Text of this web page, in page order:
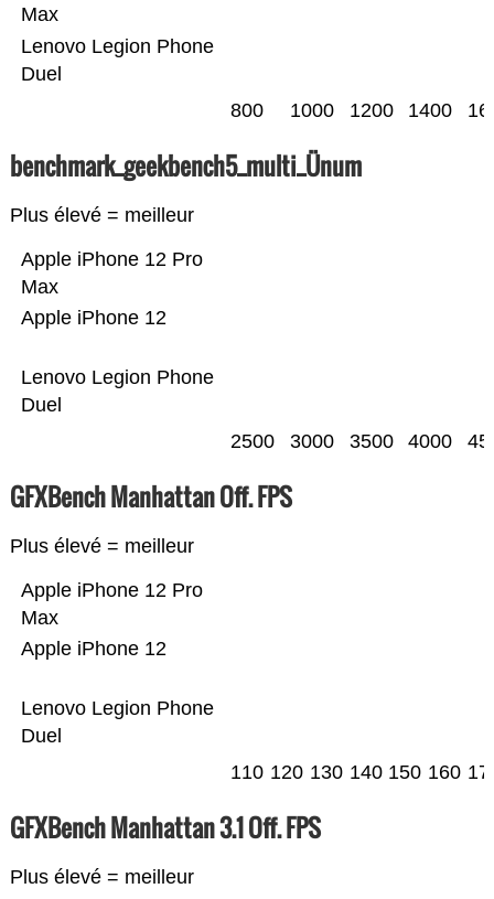
Lenovo Legion Phone
Duel
Max
800 1000 1200 1400
benchmark_geekbench5_multi_Ünum
Plus élevé = meilleur
Lenovo Legion Phone
Duel
Apple iPhone 12
Apple iPhone 12 Pro
Max
2500 3000 3500 4000
GFXBench Manhattan Off. FPS
Plus élevé = meilleur
Lenovo Legion Phone
Duel
Apple iPhone 12
Apple iPhone 12 Pro
Max
110 120 130 140 150 160
GFXBench Manhattan 3.1 Off. FPS
Plus élevé = meilleur